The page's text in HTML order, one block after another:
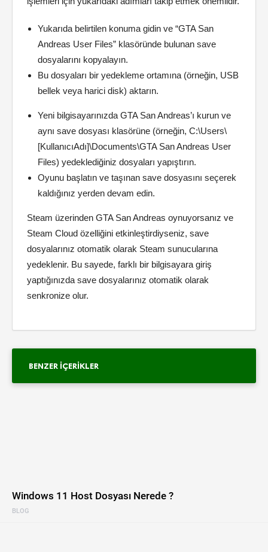
Yukarıda belirtilen konuma gidin ve “GTA San
Andreas User Files” klasöründe bulunan save
dosyalarını kopyalayın.
Bu dosyaları bir yedekleme ortamına (örneğin, USB
bellek veya harici disk) aktarın.
Yeni bilgisayarınızda GTA San Andreas’ı kurun ve
aynı save dosyası klasörüne (örneğin, C:\Users\
[KullanıcıAdı]\Documents\GTA San Andreas User
Files) yedeklediğiniz dosyaları yapıştırın.
Oyunu başlatın ve taşınan save dosyasını seçerek
kaldığınız yerden devam edin.
Steam üzerinden GTA San Andreas oynuyorsanız ve
Steam Cloud özelliğini etkinleştirdiyseniz, save
dosyalarınız otomatik olarak Steam sunucularına
yedeklenir. Bu sayede, farklı bir bilgisayara giriş
yaptığınızda save dosyalarınız otomatik olarak
senkronize olur.
BENZER İÇERIKLER
BLOG
Windows 11 Host Dosyası Nerede ?